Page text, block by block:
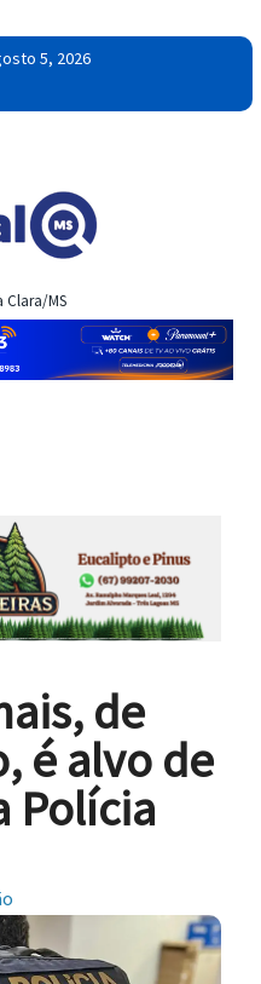
5, 2026
Clara/MS
de
é alvo de
Polícia